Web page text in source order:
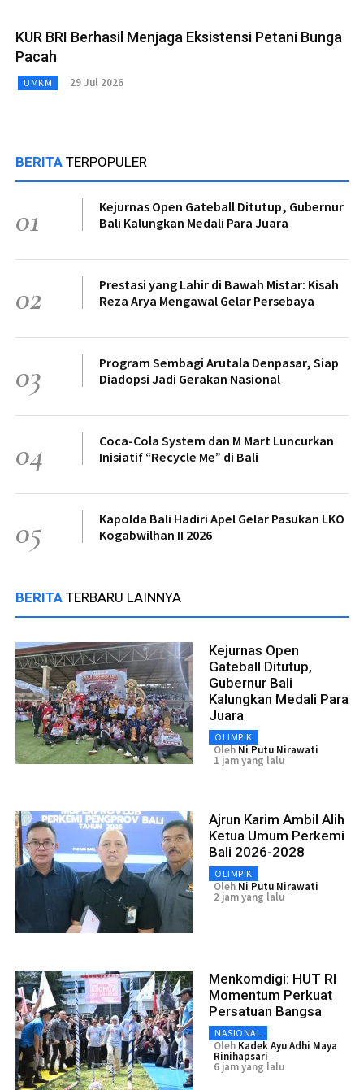
KUR BRI Berhasil Menjaga Eksistensi Petani Bunga
Pacah
UMKM 29 Jul 2026
BERITA TERPOPULER
01
Kejurnas Open Gateball Ditutup, Gubernur
Bali Kalungkan Medali Para Juara
02
Prestasi yang Lahir di Bawah Mistar: Kisah
Reza Arya Mengawal Gelar Persebaya
03
Program Sembagi Arutala Denpasar, Siap
Diadopsi Jadi Gerakan Nasional
04
Coca-Cola System dan M Mart Luncurkan
Inisiatif “Recycle Me” di Bali
05
Kapolda Bali Hadiri Apel Gelar Pasukan LKO
Kogabwilhan II 2026
BERITA TERBARU LAINNYA
Kejurnas Open
Gateball Ditutup,
Gubernur Bali
Kalungkan Medali Para
Juara
OLIMPIK
Oleh Ni Putu Nirawati
1 jam yang lalu
Ajrun Karim Ambil Alih
Ketua Umum Perkemi
Bali 2026-2028
OLIMPIK
Oleh Ni Putu Nirawati
2 jam yang lalu
Menkomdigi: HUT RI
Momentum Perkuat
Persatuan Bangsa
NASIONAL
Oleh Kadek Ayu Adhi Maya
Rinihapsari
6 jam yang lalu